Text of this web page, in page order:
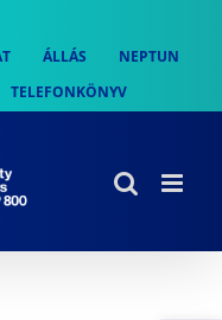
ÁLLÁS
NEPTUN
TELEFONKÖNYV